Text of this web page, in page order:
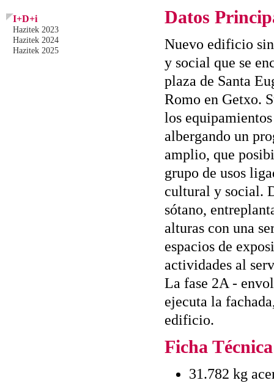
I+D+i
Hazitek 2023
Hazitek 2024
Hazitek 2025
Datos
Nuevo edificio
y social que se
plaza de Santa
Romo en Getxo.
los
albergando un
amplio, que
grupo de usos
cultural y social.
sótano,
alturas con una
espacios de
actividades al
La fase 2A -
ejecuta la
edificio.
Ficha Técnica
31.782 kg